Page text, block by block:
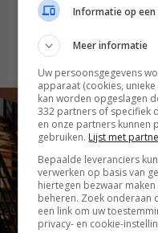
geheel
Lees verder
Informatie op
Meer informatie
Uw persoonsgegevens
apparaat (cookies,
kan worden opgeslagen
332 partners of specifiek
en onze partners kunnen
gebruiken. Lijst met
Bepaalde leveranciers
verwerken op basis van
hiertegen bezwaar
beheren. Zoek onderaan
een link om uw
privacy- en cookie-